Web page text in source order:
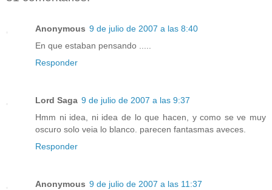
Anonymous 9 de julio de 2007 a las 8:40
En que estaban pensando .....
Responder
Lord Saga 9 de julio de 2007 a las 9:37
Hmm ni idea, ni idea de lo que hacen, y como se ve muy
oscuro solo veia lo blanco. parecen fantasmas aveces.
Responder
Anonymous 9 de julio de 2007 a las 11:37